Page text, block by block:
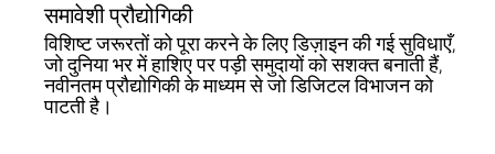
समावेशी प्रौद्योगिकी
विशिष्ट जरूरतों को पूरा करने के लिए डिज़ाइन की गई सुविधाएँ,
जो दुनिया भर में हाशिए पर पड़ी समुदायों को सशक्त बनाती हैं,
नवीनतम प्रौद्योगिकी के माध्यम से जो डिजिटल विभाजन को
पाटती है।